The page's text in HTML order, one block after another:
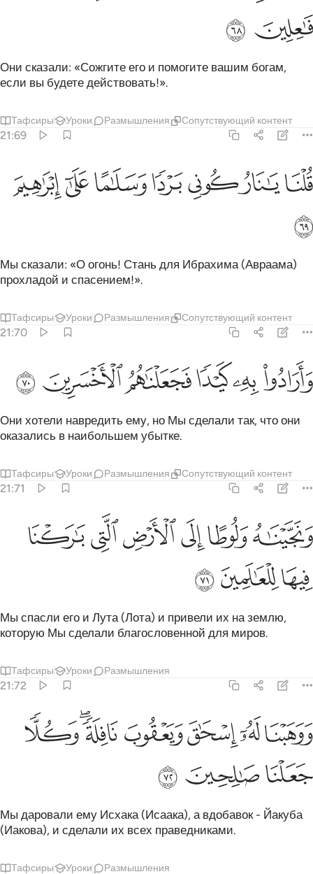
ﲤ ﲥ
Они сказали: «Сожгите его и помогите вашим богам,
если вы будете действовать!».
Тафсиры Уроки Размышления Сопутствующий контент
21:69
قلنا يا نار كوني بردا وسلاما على ابراهيم ٦٩
قُلْنَا يَـٰنَارُ كُونِى بَرْدًۭا وَسَلَـٰمًا عَلَىٰٓ إِبْرَٰهِيمَ ٦٩
ﲦﲧﲨﲩﲪﲫﲬ
ﲭ
Мы сказали: «О огонь! Стань для Ибрахима (Авраама)
прохладой и спасением!».
Тафсиры Уроки Размышления Сопутствующий контент
21:70
وارادوا به كيدا فجعلناهم الاخسرين ٧٠
وَأَرَادُوا۟ بِهِۦ كَيْدًۭا فَجَعَلْنَـٰهُمُ ٱلْأَخْسَرِينَ ٧٠
ﲮﲯ ﲰﲱﲲﲳ
Они хотели навредить ему, но Мы сделали так, что они
оказались в наибольшем убытке.
Тафсиры Уроки Размышления Сопутствующий контент
21:71
ونجيناه ولوطا الى الارض التي باركنا فيها للعالمين ٧١
وَنَجَّيْنَـٰهُ وَلُوطًا إِلَى ٱلْأَرْضِ ٱلَّتِى بَـٰرَكْنَا فِيهَا لِلْعَـٰلَمِينَ ٧١
ﲴﲵﲶﲷﲸﲹ
ﲺﲻﲼ
Мы спасли его и Лута (Лота) и привели их на землю,
которую Мы сделали благословенной для миров.
Тафсиры Уроки Размышления
21:72
ووهبنا له اسحاق ويعقوب نافلة وكلا جعلنا صالحين ٧٢
وَوَهَبْنَا لَهُۥٓ إِسْحَـٰقَ وَيَعْقُوبَ نَافِلَةًۭ ۖ وَكُلًّۭا جَعَلْنَا صَـٰلِحِينَ ٧٢
ﲽﲾﲿﳀﳁﳂﳃ
ﳄﳅ ﳆ
Мы даровали ему Исхака (Исаака), а вдобавок - Йакуба
(Иакова), и сделали их всех праведниками.
Тафсиры Уроки Размышления